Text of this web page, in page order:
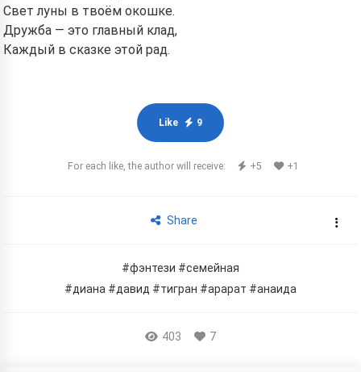
Свет луны в твоём окошке.
Дружба — это главный клад,
Каждый в сказке этой рад.
Like 9
For each like, the author will receive: +5 +1
Share
#фэнтези #семейная
#диана #давид #тигран #арарат #анаида
403 7